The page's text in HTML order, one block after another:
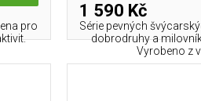
pro
1 590 Kč
Série pevných
dobrodruhy a
Vyrobeno z